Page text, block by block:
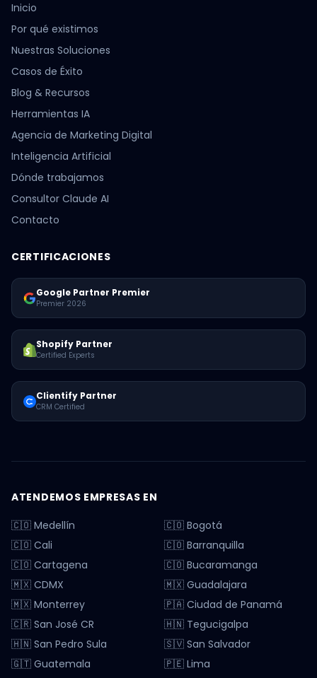
Inicio
Por qué existimos
Nuestras Soluciones
Casos de Éxito
Blog & Recursos
Herramientas IA
Agencia de Marketing Digital
Inteligencia Artificial
Dónde trabajamos
Consultor Claude AI
Contacto
CERTIFICACIONES
Google Partner Premier
Premier 2026
Shopify Partner
Certified Experts
Clientify Partner
CRM Certified
ATENDEMOS EMPRESAS EN
🇨🇴 Medellín
🇨🇴 Bogotá
🇨🇴 Cali
🇨🇴 Barranquilla
🇨🇴 Cartagena
🇨🇴 Bucaramanga
🇲🇽 CDMX
🇲🇽 Guadalajara
🇲🇽 Monterrey
🇵🇦 Ciudad de Panamá
🇨🇷 San José CR
🇭🇳 Tegucigalpa
🇭🇳 San Pedro Sula
🇸🇻 San Salvador
🇬🇹 Guatemala
🇵🇪 Lima